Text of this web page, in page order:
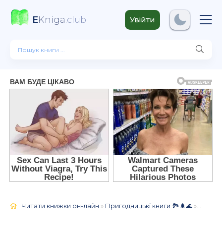
EKniga.club Увійти
Читати книжки он-лайн » Пригодницькі книги 🏞️🌲🌊 » Робінзон Крузо